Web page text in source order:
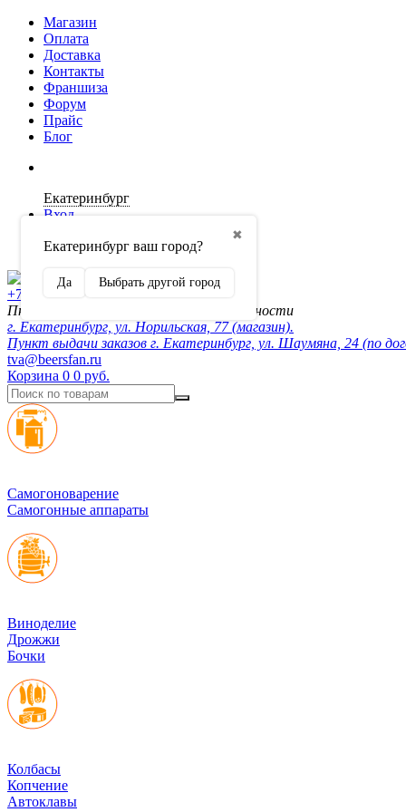
Магазин
Оплата
Доставка
Контакты
Франшиза
Форум
Прайс
Блог
Екатеринбург
✖
Екатеринбург ваш город?
Да Выбрать другой город
Вход
Регистрация
+7 (902) 872-54-70
Пн-Пт 10:00-20:00, сб-вск по договорённости
г. Екатеринбург, ул. Норильская, 77 (магазин).
Пункт выдачи заказов г. Екатеринбург, ул. Шаумяна, 24 (по
tva@beersfan.ru
Корзина 0 0 руб.
Cамогоноварение
Самогонные аппараты
Виноделие
Дрожжи
Бочки
Колбасы
Копчение
Автоклавы